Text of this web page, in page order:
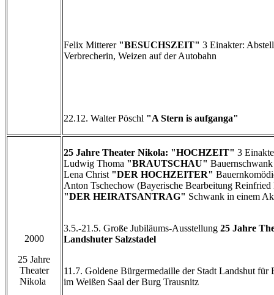
Felix Mitterer "BESUCHSZEIT" 3 Einakter:
Verbrecherin, Weizen auf der Autobahn
22.12. Walter Pöschl "A Stern is aufganga"
2000
25 Jahre
Theater
Nikola
25 Jahre Theater Nikola: "HOCHZEIT" 3
Ludwig Thoma "BRAUTSCHAU"
Lena Christ "DER HOCHZEITER"
Anton Tschechow (Bayerische Bearbeitung
"DER HEIRATSANTRAG" Schwank in einem
3.5.-21.5. Große Jubiläums-Ausstellung 25 Jahre
Landshuter Salzstadel
11.7. Goldene Bürgermedaille der Stadt Landshut für
im Weißen Saal der Burg Trausnitz